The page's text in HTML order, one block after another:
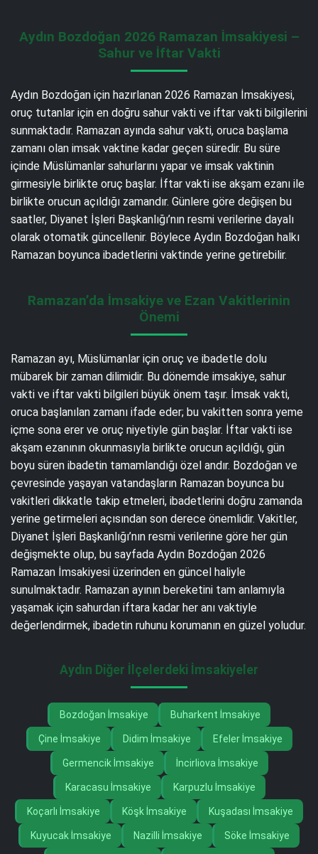
Aydın Bozdoğan 2026 Ramazan İmsakiyesi –
Sahur ve İftar Vakti
Aydın Bozdoğan için hazırlanan 2026 Ramazan İmsakiyesi,
oruç tutanlar için en doğru sahur vakti ve iftar vakti bilgilerini
sunmaktadır. Ramazan ayında sahur vakti, oruca başlama
zamanı olan imsak vaktine kadar geçen süredir. Bu süre
içinde Müslümanlar sahurlarını yapar ve imsak vaktinin
girmesiyle birlikte oruç başlar. İftar vakti ise akşam ezanı ile
birlikte orucun açıldığı zamandır. Günlere göre değişen bu
saatler, Diyanet İşleri Başkanlığı’nın resmi verilerine dayalı
olarak otomatik güncellenir. Böylece Aydın Bozdoğan halkı
Ramazan boyunca ibadetlerini vaktinde yerine getirebilir.
Ramazan’da İmsakiye ve Ezan Vakitlerinin
Önemi
Ramazan ayı, Müslümanlar için oruç ve ibadetle dolu
mübarek bir zaman dilimidir. Bu dönemde imsakiye, sahur
vakti ve iftar vakti bilgileri büyük önem taşır. İmsak vakti,
oruca başlanılan zamanı ifade eder; bu vakitten sonra yeme
içme sona erer ve oruç niyetiyle gün başlar. İftar vakti ise
akşam ezanının okunmasıyla birlikte orucun açıldığı, gün
boyu süren ibadetin tamamlandığı özel andır. Bozdoğan ve
çevresinde yaşayan vatandaşların Ramazan boyunca bu
vakitleri dikkatle takip etmeleri, ibadetlerini doğru zamanda
yerine getirmeleri açısından son derece önemlidir. Vakitler,
Diyanet İşleri Başkanlığı’nın resmi verilerine göre her gün
değişmekte olup, bu sayfada Aydın Bozdoğan 2026
Ramazan İmsakiyesi üzerinden en güncel haliyle
sunulmaktadır. Ramazan ayının bereketini tam anlamıyla
yaşamak için sahurdan iftara kadar her anı vaktiyle
değerlendirmek, ibadetin ruhunu korumanın en güzel yoludur.
Aydın Diğer İlçelerdeki İmsakiyeler
Bozdoğan İmsakiye Buharkent İmsakiye
Çine İmsakiye Didim İmsakiye Efeler İmsakiye
Germencik İmsakiye İncirliova İmsakiye
Karacasu İmsakiye Karpuzlu İmsakiye
Koçarlı İmsakiye Köşk İmsakiye Kuşadası İmsakiye
Kuyucak İmsakiye Nazilli İmsakiye Söke İmsakiye